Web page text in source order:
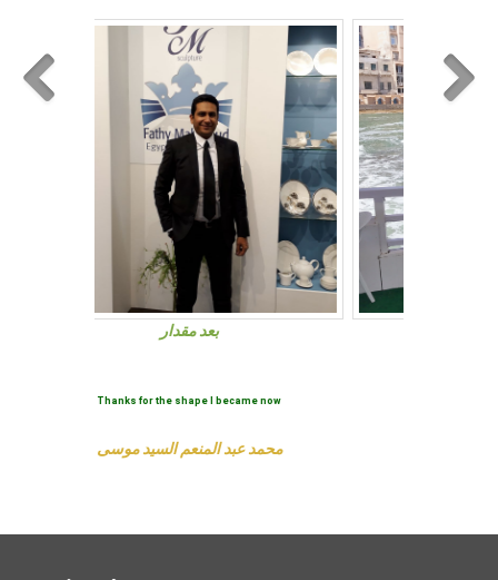
بعد مقدار
thnx dr waleed you change my life
يحيى شريف الحلفاوى